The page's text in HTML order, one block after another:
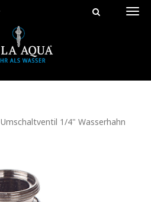
Umschaltventil 1/4" Wasserhahn